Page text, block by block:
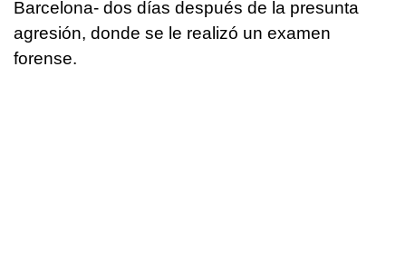
Barcelona- dos días después de la presunta
agresión, donde se le realizó un examen
forense.